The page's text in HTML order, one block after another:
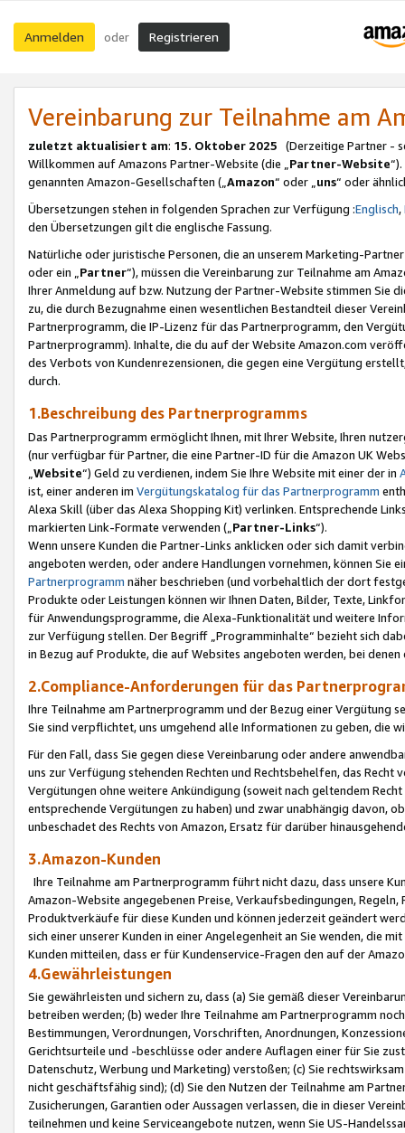
Anmelden oder Registrieren
Vereinbarung zur Teilnahme am
zuletzt aktualisiert am: 15. Oktober 2025 (Derzeitige Partner -
Willkommen auf Amazons Partner-Website (die „Partner-Website
genannten Amazon-Gesellschaften („Amazon“ oder „uns“ oder
Übersetzungen stehen in folgenden Sprachen zur Verfügung :Englisch,
den Übersetzungen gilt die englische Fassung.
Natürliche oder juristische Personen, die an unserem Marketing-
oder ein „Partner“), müssen die Vereinbarung zur Teilnahme am
Ihrer Anmeldung auf bzw. Nutzung der Partner-Website stimmen Sie
zu, die durch Bezugnahme einen wesentlichen Bestandteil dieser
Partnerprogramm, die IP-Lizenz für das Partnerprogramm, den
Partnerprogramm). Inhalte, die du auf der Website Amazon.com
des Verbots von Kundenrezensionen, die gegen eine Vergütung
durch.
1.Beschreibung des Partnerprogramms
Das Partnerprogramm ermöglicht Ihnen, mit Ihrer Website, Ihren
(nur verfügbar für Partner, die eine Partner-ID für die Amazon UK
Website“) Geld zu verdienen, indem Sie Ihre Website mit einer der in
ist, einer anderen im Vergütungskatalog für das Partnerprogramm
Alexa Skill (über das Alexa Shopping Kit) verlinken. Entsprechende
markierten Link-Formate verwenden („ Partner-Links“).
Wenn unsere Kunden die Partner-Links anklicken oder sich damit
angeboten werden, oder andere Handlungen vornehmen, können Sie
Partnerprogramm näher beschrieben (und vorbehaltlich der dort
Produkte oder Leistungen können wir Ihnen Daten, Bilder, Texte,
für Anwendungsprogramme, die Alexa-Funktionalität und weitere
zur Verfügung stellen. Der Begriff „Programminhalte“ bezieht sich
in Bezug auf Produkte, die auf Websites angeboten werden, bei
2.Compliance-Anforderungen für das
Ihre Teilnahme am Partnerprogramm und der Bezug einer Vergütung
Sie sind verpflichtet, uns umgehend alle Informationen zu geben, die
Für den Fall, dass Sie gegen diese Vereinbarung oder andere
uns zur Verfügung stehenden Rechten und Rechtsbehelfen, das
Vergütungen ohne weitere Ankündigung (soweit nach geltendem
entsprechende Vergütungen zu haben) und zwar unabhängig davon,
unbeschadet des Rechts von Amazon, Ersatz für darüber
3.Amazon-Kunden
Ihre Teilnahme am Partnerprogramm führt nicht dazu, dass unsere
Amazon-Website angegebenen Preise, Verkaufsbedingungen,
Produktverkäufe für diese Kunden und können jederzeit geändert
sich einer unserer Kunden in einer Angelegenheit an Sie wenden, die
Kunden mitteilen, dass er für Kundenservice-Fragen den auf der
4.Gewährleistungen
Sie gewährleisten und sichern zu, dass (a) Sie gemäß dieser
betreiben werden; (b) weder Ihre Teilnahme am Partnerprogramm
Bestimmungen, Verordnungen, Vorschriften, Anordnungen,
Gerichtsurteile und -beschlüsse oder andere Auflagen einer für Sie
Datenschutz, Werbung und Marketing) verstoßen; (c) Sie
nicht geschäftsfähig sind); (d) Sie den Nutzen der Teilnahme am
Zusicherungen, Garantien oder Aussagen verlassen, die in dieser
teilnehmen und keine Serviceangebote nutzen, wenn Sie US-